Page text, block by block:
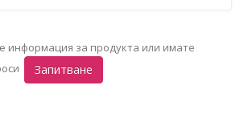
информация за продукта или имате
Запитване